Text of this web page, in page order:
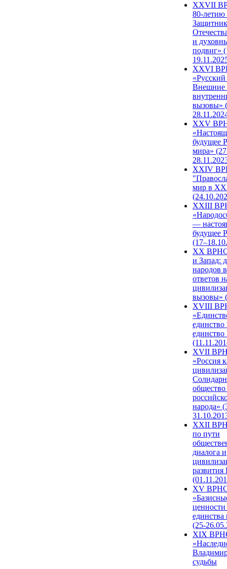
ХХVII
80-
и
подвиг»
XXVI
Внешние
вызовы»
XXV
будущее
мира»
XXIV
мир в
XXIII
—
будущее
XX ВРНС
и Запад:
народов
ответов
вызовы»
XVIII
единство
единство
XVII
«Россия
народа»
XXII
по пути
диалога и
развития
XV
единства
(25-
XIX
судьбы